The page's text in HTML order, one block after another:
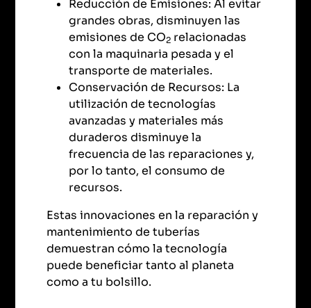
Reducción de Emisiones: Al evitar
grandes obras, disminuyen las
emisiones de CO2 relacionadas
con la maquinaria pesada y el
transporte de materiales.
Conservación de Recursos: La
utilización de tecnologías
avanzadas y materiales más
duraderos disminuye la
frecuencia de las reparaciones y,
por lo tanto, el consumo de
recursos.
Estas innovaciones en la reparación y
mantenimiento de tuberías
demuestran cómo la tecnología
puede beneficiar tanto al planeta
como a tu bolsillo.